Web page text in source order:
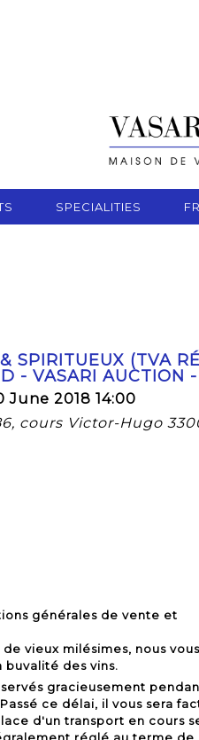
SPECIALITIES
SPIRITUEUX (TVA
- VASARI AUCTION
June 2018 14:00
cours Victor-Hugo
générales de vente et
vieux milésimes, nous vous
buvalité des vins.
gracieusement
ce délai, il vous sera
d'un transport en cours